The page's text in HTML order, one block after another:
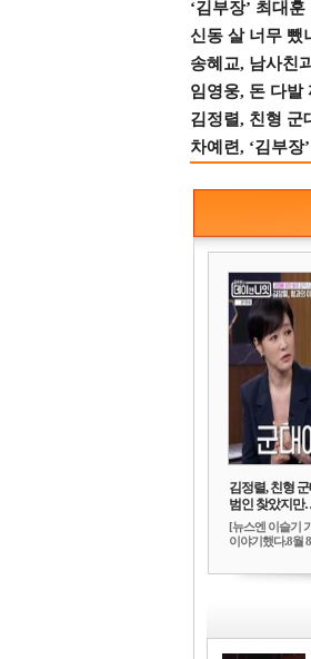
‘김부장’ 최대
신동 살 너무 뺐
송혜교, 남사친
임영웅, 돈 다발
김정렬, 친형 군
차예련, ‘김부
김정렬, 친형
범인 찾았지만
[뉴스엔 이슬기
이야기했다.8월